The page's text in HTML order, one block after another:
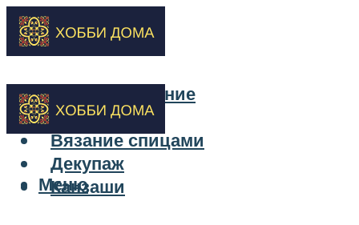
Бисероплетение
Вышивка
Вязание спицами
Декупаж
Канзаши
Меню